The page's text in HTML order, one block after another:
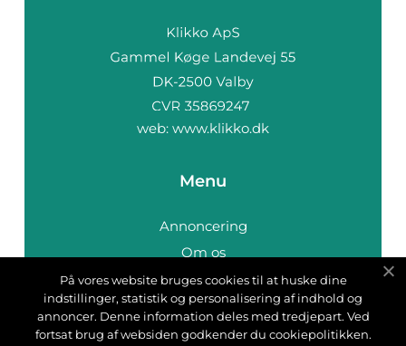
web: www.klikko.dk
Menu
Annoncering
Om os
Cookies
Kontakt os
Sitemap
På vores website bruges cookies til at huske dine
indstillinger, statistik og personalisering af indhold og
annoncer. Denne information deles med tredjepart. Ved
fortsat brug af websiden godkender du cookiepolitikken.